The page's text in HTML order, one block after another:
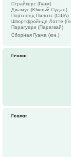
Страйкерс (Гуам)
Джамус (Южный Судан)
Портленд Пилотс (США)
Шпортфройнде Лотте
Парагуари (Парагвай)
Сборная Гуама (юн.)
Геолог
Геолог